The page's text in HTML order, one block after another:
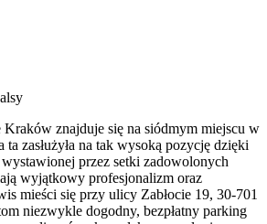
znajduje się na siódmym miejscu w
zasłużyła na tak wysoką pozycję dzięki
przez setki zadowolonych
wyjątkowy profesjonalizm oraz
mieści się przy ulicy Zabłocie 19, 30-701
niezwykle dogodny, bezpłatny parking